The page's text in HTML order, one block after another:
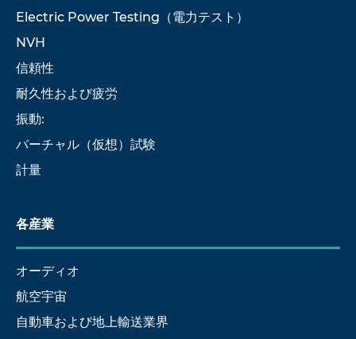
Electric Power Testing（電力テスト）
NVH
信頼性
耐久性および疲労
振動:
バーチャル（仮想）試験
計量
各産業
オーディオ
航空宇宙
自動車および地上輸送業界